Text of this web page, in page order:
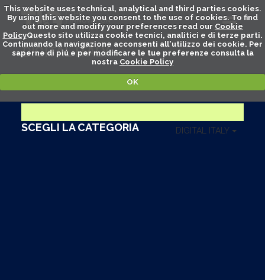
This website uses technical, analytical and third parties cookies.
By using this website you consent to the use of cookies. To find
out more and modify your preferences read our Cookie
PolicyQuesto sito utilizza cookie tecnici, analitici e di terze parti.
Continuando la navigazione acconsenti all'utilizzo dei cookie. Per
saperne di piú e per modificare le tue preferenze consulta la
nostra Cookie Policy
OK
DIGITAL ITALY
SCEGLI LA CATEGORIA DIGITAL ITALY